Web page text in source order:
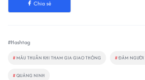
Chia sẻ
#Hashtag
# MÂU THUẪN KHI THAM GIA GIAO THÔNG #ĐÂM NGƯỜI
#QUẢNG NINH